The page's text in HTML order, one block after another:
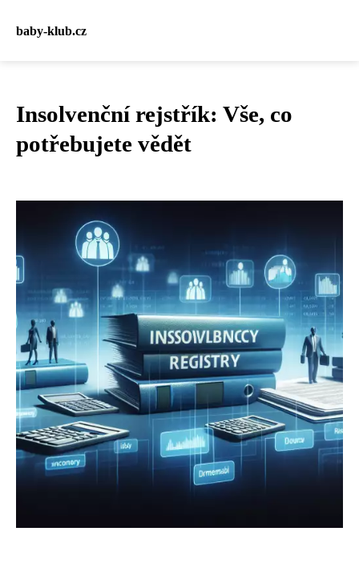
baby-klub.cz
Insolvenční rejstřík: Vše, co
potřebujete vědět